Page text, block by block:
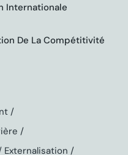
Internationale
De La Compétitivité
Externalisation